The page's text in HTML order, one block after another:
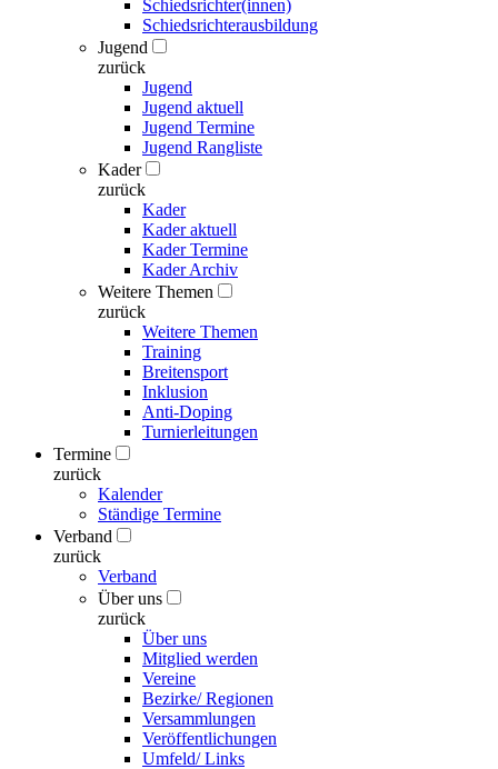
Schiedsrichter(innen)
Schiedsrichterausbildung
Jugend
zurück
Jugend
Jugend aktuell
Jugend Termine
Jugend Rangliste
Kader
zurück
Kader
Kader aktuell
Kader Termine
Kader Archiv
Weitere Themen
zurück
Weitere Themen
Training
Breitensport
Inklusion
Anti-Doping
Turnierleitungen
Termine
zurück
Kalender
Ständige Termine
Verband
zurück
Verband
Über uns
zurück
Über uns
Mitglied werden
Vereine
Bezirke/ Regionen
Versammlungen
Veröffentlichungen
Umfeld/ Links